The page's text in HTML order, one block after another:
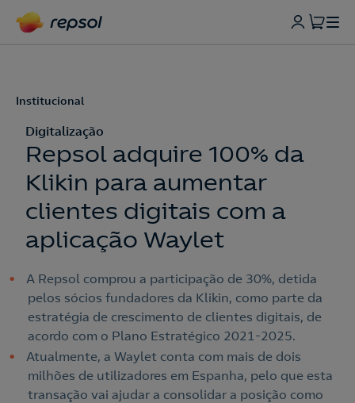
Institucional
Digitalização
Repsol adquire 100% da
Klikin para aumentar
clientes digitais com a
aplicação Waylet
A Repsol comprou a participação de 30%, detida
pelos sócios fundadores da Klikin, como parte da
estratégia de crescimento de clientes digitais, de
acordo com o Plano Estratégico 2021-2025.
Atualmente, a Waylet conta com mais de dois
milhões de utilizadores em Espanha, pelo que esta
transação vai ajudar a consolidar a posição como